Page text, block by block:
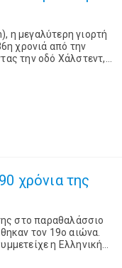
η μεγαλύτερη γιορτή
χρονιά από την
την οδό Χάλστεντ,
χρόνια της
στο παραθαλάσσιο
τον 19ο αιώνα.
η Ελληνική